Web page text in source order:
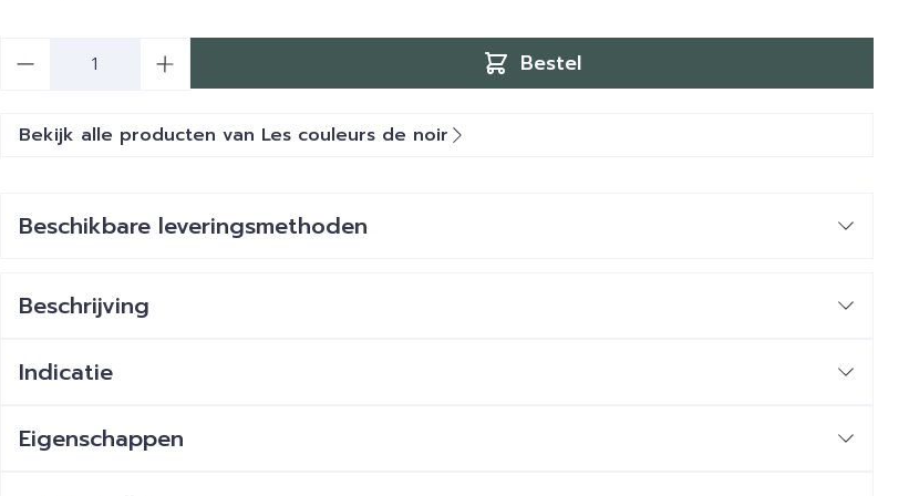
Bestel
Bekijk alle producten van Les couleurs de noir
Beschikbare leveringsmethoden
Beschrijving
Indicatie
Eigenschappen